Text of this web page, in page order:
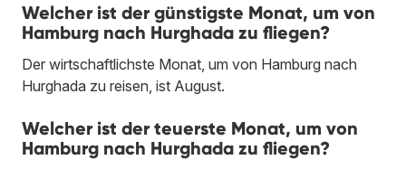
Welcher ist der günstigste Monat, um von
Hamburg nach Hurghada zu fliegen?
Der wirtschaftlichste Monat, um von Hamburg nach
Hurghada zu reisen, ist August.
Welcher ist der teuerste Monat, um von
Hamburg nach Hurghada zu fliegen?